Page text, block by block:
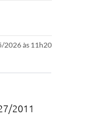
2026 às 11h20
2011